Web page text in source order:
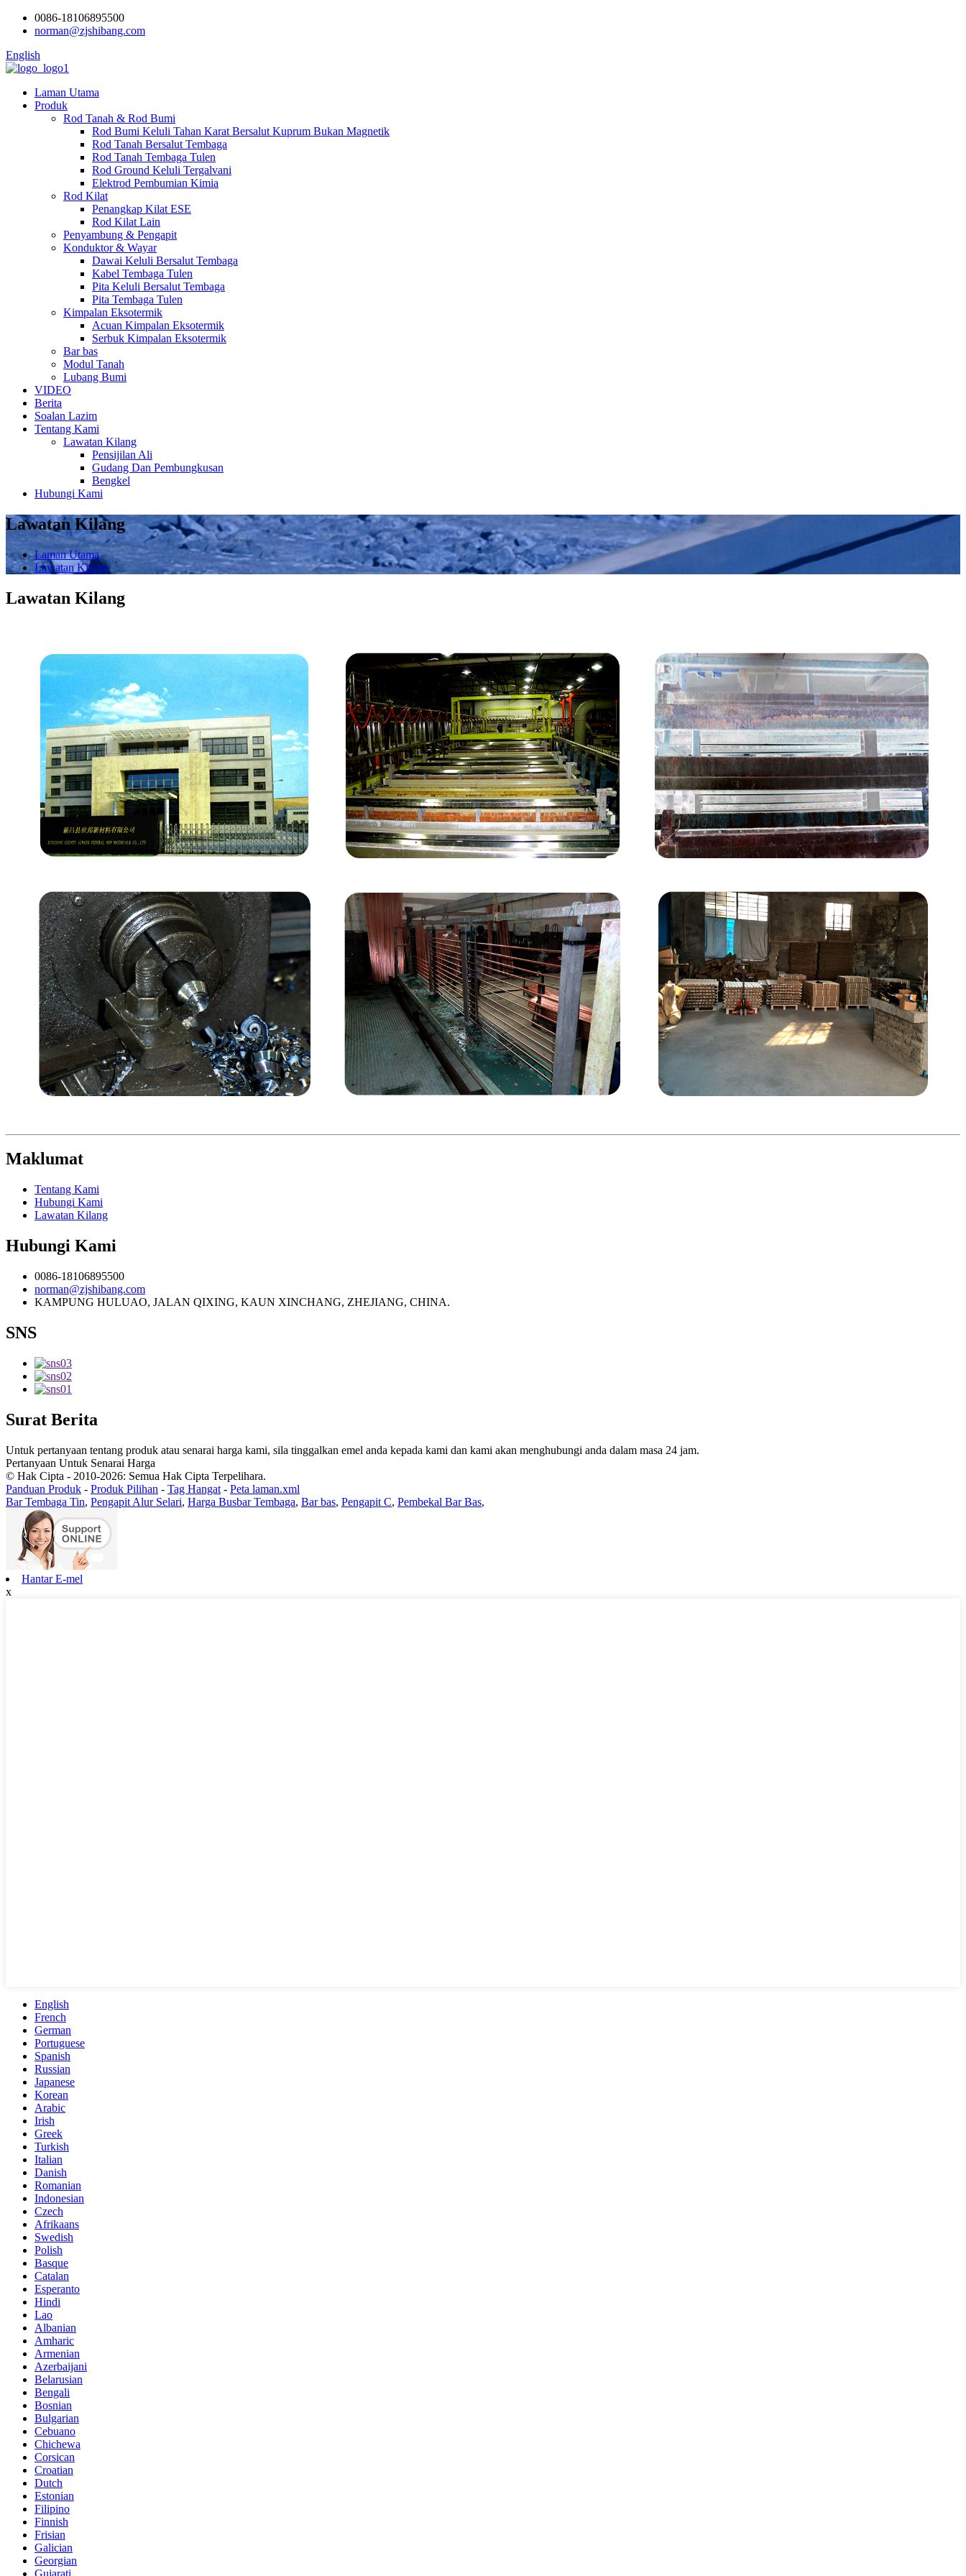
0086-18106895500
norman@zjshibang.com
English
Laman Utama
Produk
Rod Tanah & Rod Bumi
Rod Bumi Keluli Tahan Karat Bersalut Kuprum Bukan Magnetik
Rod Tanah Bersalut Tembaga
Rod Tanah Tembaga Tulen
Rod Ground Keluli Tergalvani
Elektrod Pembumian Kimia
Rod Kilat
Penangkap Kilat ESE
Rod Kilat Lain
Penyambung & Pengapit
Konduktor & Wayar
Dawai Keluli Bersalut Tembaga
Kabel Tembaga Tulen
Pita Keluli Bersalut Tembaga
Pita Tembaga Tulen
Kimpalan Eksotermik
Acuan Kimpalan Eksotermik
Serbuk Kimpalan Eksotermik
Bar bas
Modul Tanah
Lubang Bumi
VIDEO
Berita
Soalan Lazim
Tentang Kami
Lawatan Kilang
Pensijilan Ali
Gudang Dan Pembungkusan
Bengkel
Hubungi Kami
Lawatan Kilang
Laman Utama
Lawatan Kilang
Lawatan Kilang
Maklumat
Tentang Kami
Hubungi Kami
Lawatan Kilang
Hubungi Kami
0086-18106895500
norman@zjshibang.com
KAMPUNG HULUAO, JALAN QIXING, KAUN XINCHANG, ZHEJIANG, CHINA.
SNS
Surat Berita
Untuk pertanyaan tentang produk atau senarai harga kami, sila tinggalkan emel anda kepada kami dan kami akan menghubungi anda dalam masa 24 jam.
Pertanyaan Untuk Senarai Harga
© Hak Cipta - 2010-2026: Semua Hak Cipta Terpelihara.
Panduan Produk - Produk Pilihan - Tag Hangat - Peta laman.xml
Bar Tembaga Tin, Pengapit Alur Selari, Harga Busbar Tembaga, Bar bas, Pengapit C, Pembekal Bar Bas,
Hantar E-mel
x
English
French
German
Portuguese
Spanish
Russian
Japanese
Korean
Arabic
Irish
Greek
Turkish
Italian
Danish
Romanian
Indonesian
Czech
Afrikaans
Swedish
Polish
Basque
Catalan
Esperanto
Hindi
Lao
Albanian
Amharic
Armenian
Azerbaijani
Belarusian
Bengali
Bosnian
Bulgarian
Cebuano
Chichewa
Corsican
Croatian
Dutch
Estonian
Filipino
Finnish
Frisian
Galician
Georgian
Gujarati